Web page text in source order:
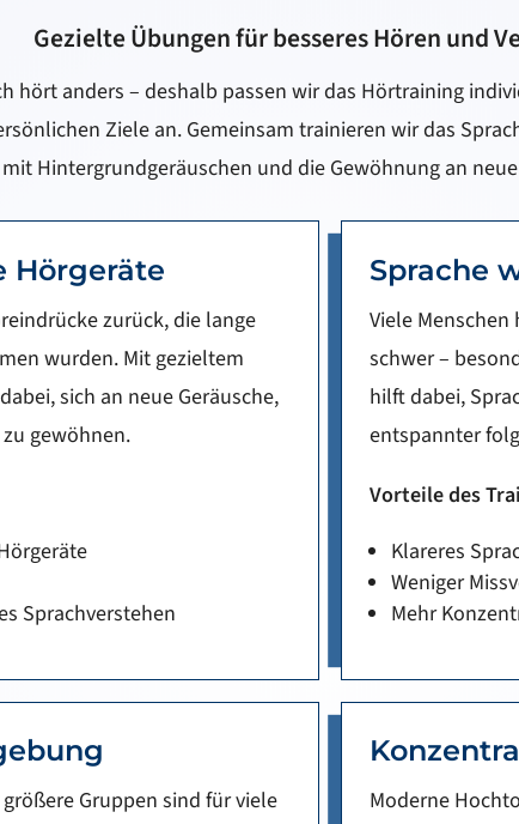
Gezielte Übungen für besseres Hören und
hört anders – deshalb passen wir das Hörtraining
Ziele an. Gemeinsam trainieren wir das
mit Hintergrundgeräuschen und die Gewöhnung an
Hörgeräte
zurück, die lange
wurden. Mit gezieltem
sich an neue Geräusche,
gewöhnen.
Sprachverstehen
Sprache
Viele
schwer –
hilft dabei,
entspannter
Vorteile des
Klareres
Weniger
Mehr
Gruppen sind für viele
Moderne